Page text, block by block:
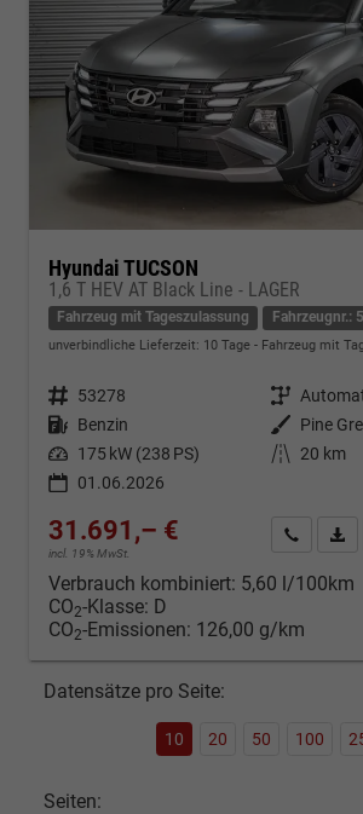
Hyundai TUCSON
1,6 T HEV AT Black Line - LAGER
Fahrzeug mit Tageszulassung Fahrzeugnr.:
unverbindliche Lieferzeit: 10 Tage Fahrzeug mit
Fahrzeugnr. 53278 Getriebe
Kraftstoff Benzin Außenfarbe
Leistung 175 kW (238 PS) Kilometerstand
20 km
01.06.2026
31.691,– €
incl. 19% MwSt.
Kontakt
Verbrauch kombiniert: 5,60 l/100km
CO2-Klasse: D
CO2-Emissionen: 126,00 g/km
Datensätze pro Seite:
10 20 50 100
Seiten: